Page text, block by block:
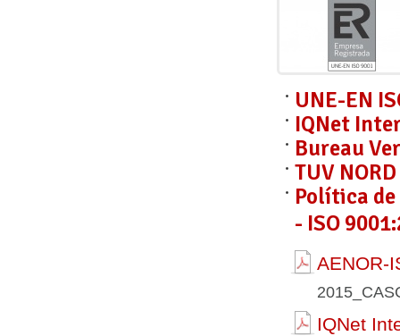
UNE-EN
IQNet
Bureau
TUV
Política de
- ISO
AENOR-
IQNet